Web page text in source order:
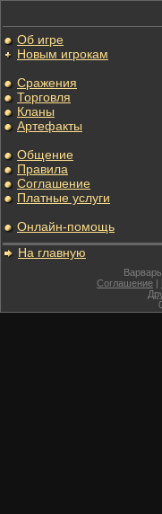
Об игре
Новым игрокам
Сражения
Торговля
Кланы
Артефакты
Общение
Правила
Соглашение
Платные услуги
Онлайн-помощь
На главную
Соглашение |